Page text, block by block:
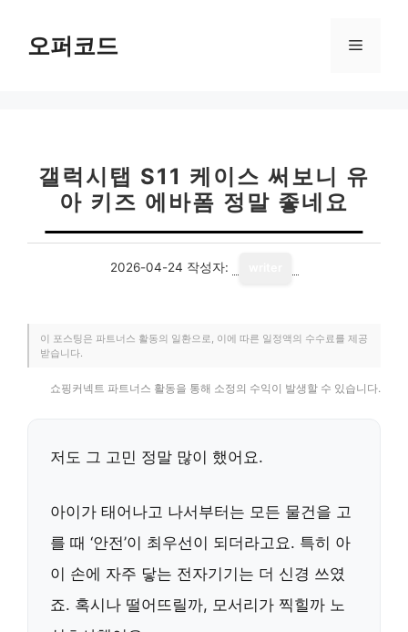
오퍼코드 메
갤럭시탭 S11 케이스 써보니 유
아 키즈 에바폼 정말 좋네요
2026-04-24 작성자:
이 포스팅은 파트너스 활동의 일환으로, 이에 따른 일정액의 수수료를 제공
받습니다.
쇼핑커넥트 파트너스 활동을 통해 소정의 수익이 발생할 수 있습니다.
저도 그 고민 정말 많이 했어요.
아이가 태어나고 나서부터는 모든 물건을 고
를 때 ‘안전’이 최우선이 되더라고요. 특히 아
이 손에 자주 닿는 전자기기는 더 신경 쓰였
죠. 혹시나 떨어뜨릴까, 모서리가 찍힐까 노